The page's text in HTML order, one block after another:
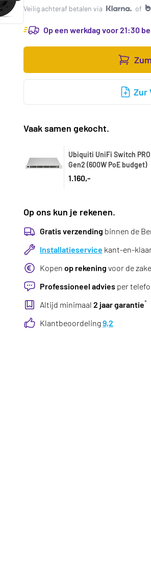
Veilig achteraf betalen via of
Op een werkdag voor 21:30
Zur
Vaak samen gekocht.
Ubiquiti UniFi Switch PRO
Gen2 (600W PoE budget)
1.160,-
Op ons kun je rekenen.
Gratis verzending binnen de
Installatieservice kant-en-
Kopen op rekening voor de
Professioneel advies per
Altijd minimaal 2 jaar garantie*
Klantbeoordeling9,2